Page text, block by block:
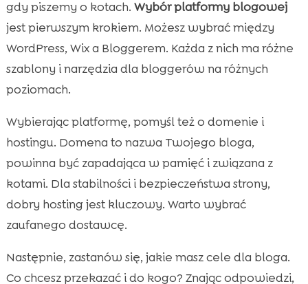
gdy piszemy o kotach. Wybór platformy blogowej
jest pierwszym krokiem. Możesz wybrać między
WordPress, Wix a Bloggerem. Każda z nich ma różne
szablony i narzędzia dla bloggerów na różnych
poziomach.
Wybierając platformę, pomyśl też o domenie i
hostingu. Domena to nazwa Twojego bloga,
powinna być zapadająca w pamięć i związana z
kotami. Dla stabilności i bezpieczeństwa strony,
dobry hosting jest kluczowy. Warto wybrać
zaufanego dostawcę.
Następnie, zastanów się, jakie masz cele dla bloga.
Co chcesz przekazać i do kogo? Znając odpowiedzi,